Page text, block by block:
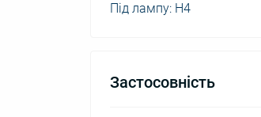
Під лампу: H4
Застосовність